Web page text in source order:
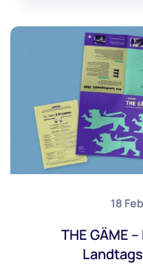
18
THE GÄME